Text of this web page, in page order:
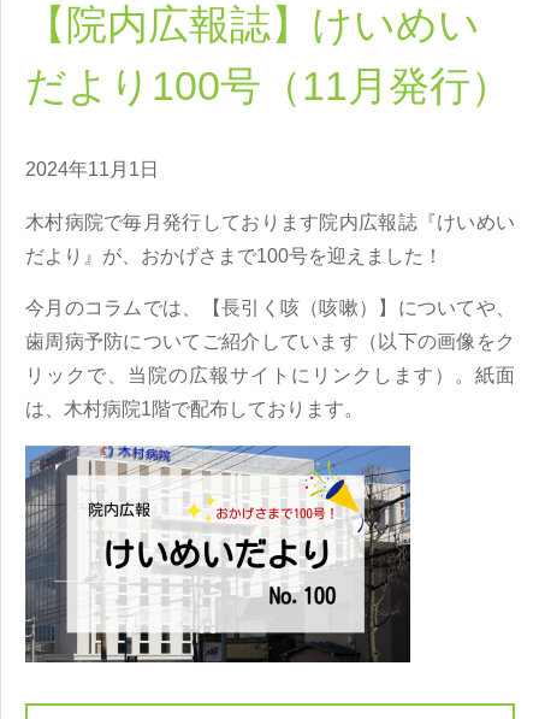
【院内広報誌】けいめい
だより100号（11月発行）
2024年11月1日
木村病院で毎月発行しております院内広報誌『けいめい
だより』が、おかげさまで100号を迎えました！
今月のコラムでは、【長引く咳（咳嗽）】についてや、
歯周病予防についてご紹介しています（以下の画像をク
リックで、当院の広報サイトにリンクします）。紙面
は、木村病院1階で配布しております。